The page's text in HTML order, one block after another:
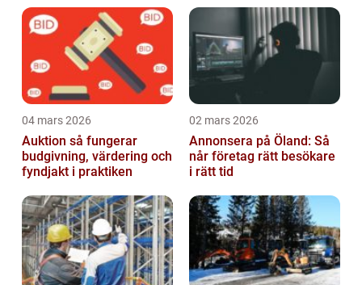
04 mars 2026
Auktion så fungerar
budgivning, värdering och
fyndjakt i praktiken
02 mars 2026
Annonsera på Öland: Så
når företag rätt besökare
i rätt tid